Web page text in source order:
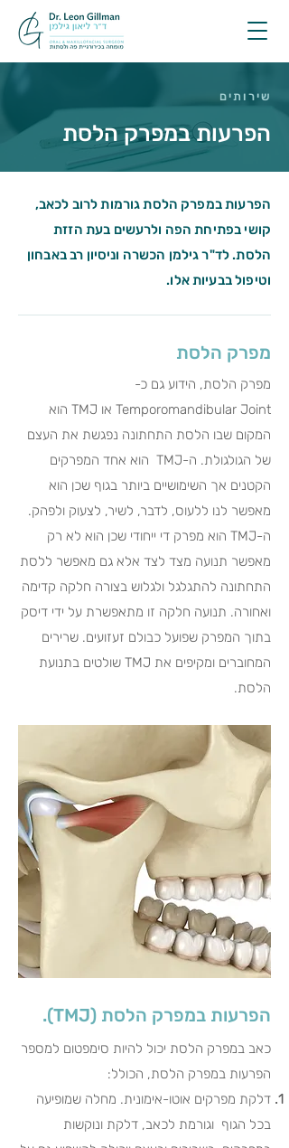
שירותים
הפרעות במפרק הלסת
הפרעות במפרק הלסת גורמות לרוב לכאב,
קושי בפתיחת הפה ולרעשים בעת הזזת
הלסת. לד"ר גילמן הכשרה וניסיון רב באבחון
וטיפול בבעיות אלו.
מפרק הלסת
מפרק הלסת, הידוע גם כ-
Temporomandibular Joint או TMJ הוא
המקום שבו הלסת התחתונה נפגשת את העצם
של הגולגולת. ה-TMJ הוא אחד המפרקים
הקטנים אך השימושיים ביותר בגוף שכן הוא
מאפשר לנו ללעוס, לדבר, לשיר, לצעוק ולפהק.
ה-TMJ הוא מפרק די ייחודי שכן הוא לא רק
מאפשר תנועה מצד לצד אלא גם מאפשר ללסת
התחתונה להתגלגל ולגלוש בצורה חלקה קדימה
ואחורה. תנועה חלקה זו מתאפשרת על ידי דיסק
בתוך המפרק שפועל כבולם זעזועים. שרירים
המחוברים ומקיפים את TMJ שולטים בתנועת
הלסת.
הפרעות במפרק הלסת (TMJ).
כאב במפרק הלסת יכול להיות סימפטום למספר
הפרעות במפרק הלסת, הכולל:
דלקת מפרקים אוטו-אימונית. מחלה שמופיעה
בכל הגוף וגורמת לכאב, דלקת ונוקשות